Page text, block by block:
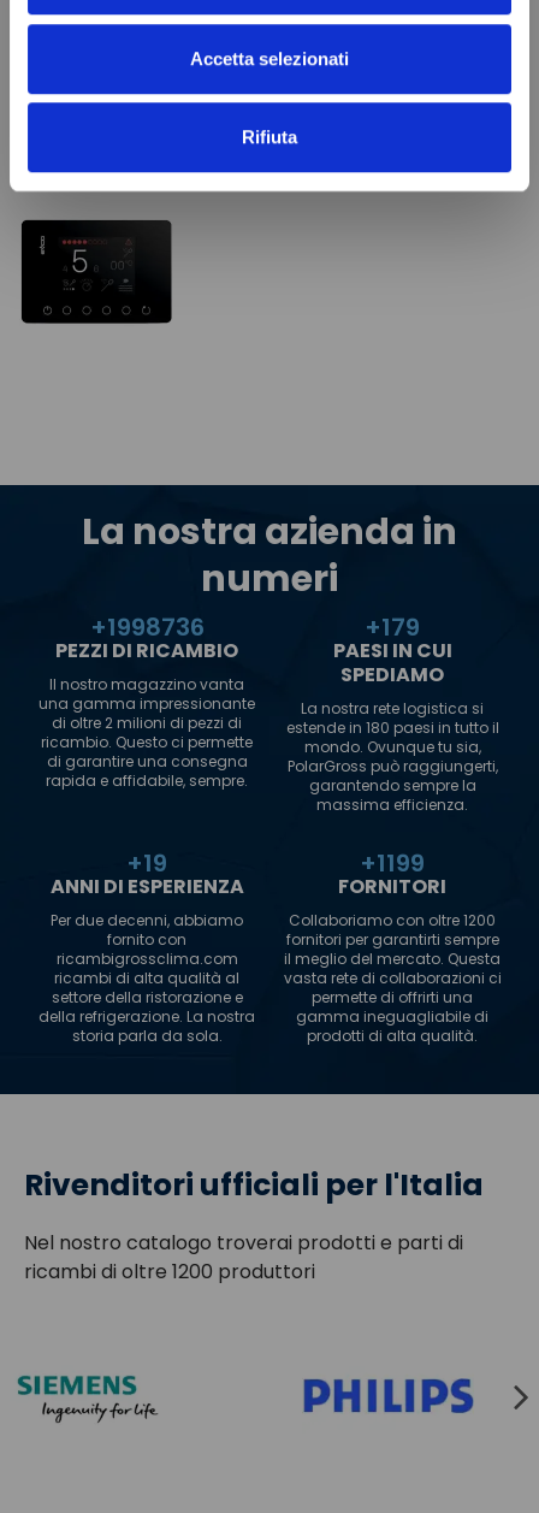
Accetta selezionati
Rifiuta
CHIAMACI
La nostra azienda in
numeri
+2000000
PEZZI DI RICAMBIO
Il nostro magazzino vanta
una gamma impressionante
di oltre 2 milioni di pezzi di
ricambio. Questo ci permette
di garantire una consegna
rapida e affidabile, sempre.
+180
PAESI IN CUI
SPEDIAMO
La nostra rete logistica si
estende in 180 paesi in tutto il
mondo. Ovunque tu sia,
PolarGross può raggiungerti,
garantendo sempre la
massima efficienza.
+20
ANNI DI ESPERIENZA
Per due decenni, abbiamo
fornito con
ricambigrossclima.com
ricambi di alta qualità al
settore della ristorazione e
della refrigerazione. La nostra
storia parla da sola.
+1200
FORNITORI
Collaboriamo con oltre 1200
fornitori per garantirti sempre
il meglio del mercato. Questa
vasta rete di collaborazioni ci
permette di offrirti una
gamma ineguagliabile di
prodotti di alta qualità.
Rivenditori ufficiali per l'Italia
Nel nostro catalogo troverai prodotti e parti di
ricambi di oltre 1200 produttori